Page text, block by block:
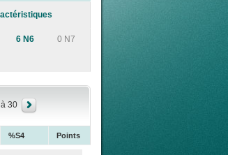
6 N6 0 N7
30
%S4 Points